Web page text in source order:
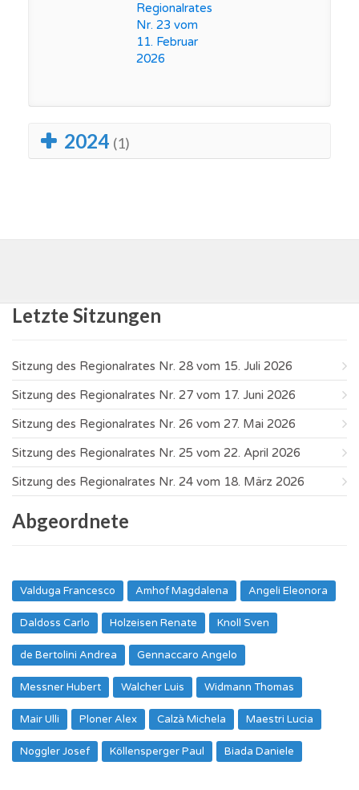
Regionalrates
Nr. 23 vom
11. Februar
2026
2024 (1)
Letzte Sitzungen
Sitzung des Regionalrates Nr. 28 vom 15. Juli 2026
Sitzung des Regionalrates Nr. 27 vom 17. Juni 2026
Sitzung des Regionalrates Nr. 26 vom 27. Mai 2026
Sitzung des Regionalrates Nr. 25 vom 22. April 2026
Sitzung des Regionalrates Nr. 24 vom 18. März 2026
Abgeordnete
Valduga Francesco Amhof Magdalena Angeli Eleonora
Daldoss Carlo Holzeisen Renate Knoll Sven
de Bertolini Andrea Gennaccaro Angelo
Messner Hubert Walcher Luis Widmann Thomas
Mair Ulli Ploner Alex Calzà Michela Maestri Lucia
Noggler Josef Köllensperger Paul Biada Daniele